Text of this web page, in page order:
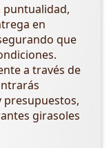
puntualidad,
en
que
a través de
presupuestos,
girasoles